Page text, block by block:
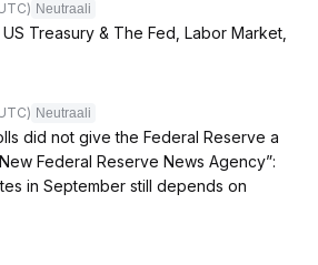
Neutraali
Treasury & The Fed, Labor Market,
Neutraali
did not give the Federal Reserve a
Federal Reserve News Agency”:
in September still depends on